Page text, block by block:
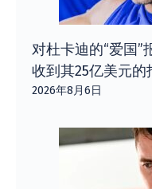
对杜卡迪的“爱国
收到其25亿美元的
2026年8月6日